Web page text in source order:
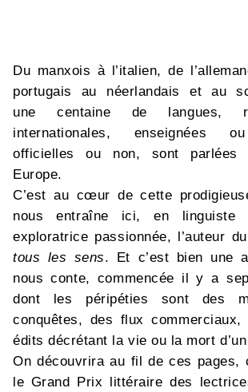
Du manxois à l’italien, de
portugais au néerlandais et au
une centaine de langues,
internationales, enseignées
officielles ou non, sont parlées
Europe.
C’est au cœur de cette
nous entraîne ici, en linguiste
exploratrice passionnée, l’auteur du
tous les sens. Et c’est bien une
nous conte, commencée il y a
dont les péripéties sont des
conquêtes, des flux commerciaux,
édits décrétant la vie ou la mort
On découvrira au fil de ces pages,
le Grand Prix littéraire des